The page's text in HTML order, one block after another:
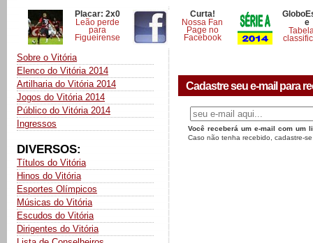
Placar: 2x0
Leão perde
para
Figueirense
Curta!
Nossa Fan
Page no
Facebook
e
Sobre o Vitória
Elenco do Vitória 2014
Artilharia do Vitória 2014
Jogos do Vitória 2014
Público do Vitória 2014
Ingressos
DIVERSOS:
Títulos do Vitória
Hinos do Vitória
Esportes Olímpicos
Músicas do Vitória
Escudos do Vitória
Dirigentes do Vitória
Cadastre seu e-mail para
Você receberá um e-mail com um
Caso não tenha recebido, cadastre-